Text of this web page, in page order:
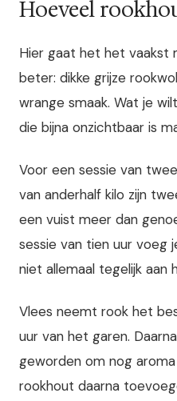
Hoeveel
Hier gaat het het vaakst
beter: dikke grijze
wrange smaak. Wat je
die bijna onzichtbaar is
Voor een sessie van
van anderhalf kilo zijn
een vuist meer dan
sessie van tien uur voeg
niet allemaal tegelijk aan
Vlees neemt rook het
uur van het garen.
geworden om nog
rookhout daarna